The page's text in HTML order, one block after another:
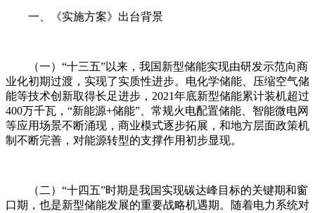
一、《实施方案》出台背景
（一）“十三五”以来，我国新型储能实现由研发示范向商
业化初期过渡，实现了实质性进步。电化学储能、压缩空气储
能等技术创新取得长足进步，2021年底新型储能累计装机超过
400万千瓦，“新能源+储能”、常规火电配置储能、智能微电网
等应用场景不断涌现，商业模式逐步拓展，和地方层面政策机
制不断完善，对能源转型的支撑作用初步显现。
（二）“十四五”时期是我国实现碳达峰目标的关键期和窗
口期，也是新型储能发展的重要战略机遇期。随着电力系统对